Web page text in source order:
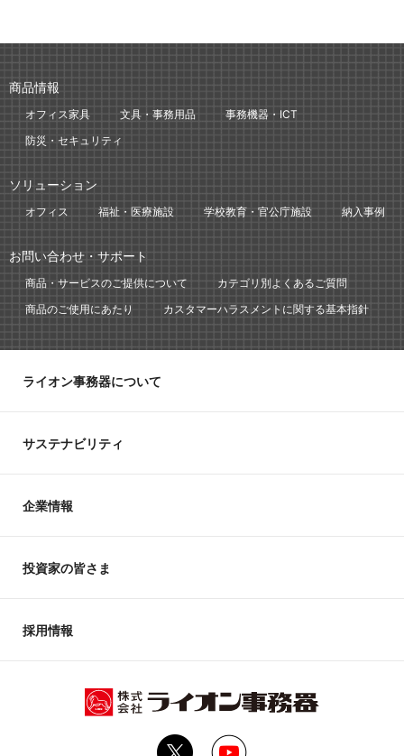
商品情報
オフィス家具 文具・事務用品
事務機器・ICT
防災・セキュリティ
ソリューション
オフィス 福祉・医療施設 学校教育・官公庁施設 納入事例
お問い合わせ・サポート
商品・サービスのご提供について
カテゴリ別よくあるご質問
商品のご使用にあたり
カスタマーハラスメントに関する基本指針
ライオン事務器について
サステナビリティ
企業情報
投資家の皆さま
採用情報